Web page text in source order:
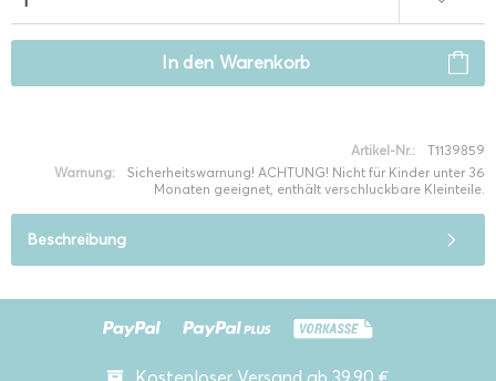
In den Warenkorb
Artikel-Nr.:
T1139859
Warnung:
Sicherheitswarnung! ACHTUNG! Nicht für Kinder unter 36
Monaten geeignet, enthält verschluckbare Kleinteile.
Beschreibung